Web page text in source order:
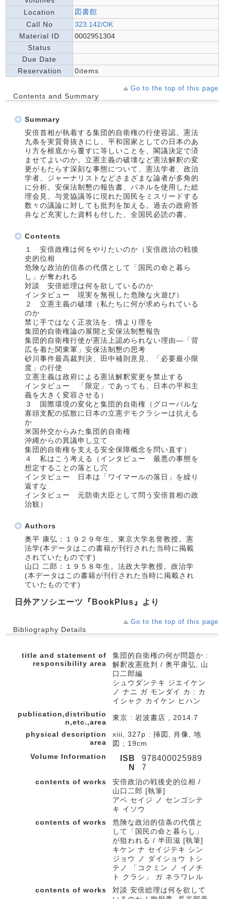
Location
図書館
Call No
323.142/OK
Material ID
0002951304
Status
Due Date
Reservation
0items
Go to the top of this page
Contents and Summary
Summary
安倍首相が執着する集団的自衛権の行使容認。憲法
九条を実質骨抜きにし、平和国家としての日本のあ
り方を根底から覆すに等しいことを、閣議決定で済
ませてよいのか。立憲主義の破壊など憲法解釈の変
更がもたらす深刻な事態について、憲法学者、政治
学者、ジャーナリストなどさまざまな論者が多角的
に分析。安保法制懇の報告書、パネルを使用した総
理会見、与党協議等に現れた国民をミスリードする
数々の議論に対しても批判を加える。過去の政府答
弁など充実した資料も付した、全国民必読の書。
Contents
１ 安倍政権は何をやりたいのか（安倍政治の戦後
史的位相
危険な政治的信条の代償として「国民の命と暮ら
し」が奪われる
対談 安倍総理は何を欲しているのか
インタビュー 現実を無視した危険な火遊び）
２ 立憲主義の破壊（私たちに何が求められている
のか
禁じ手ではなく正攻法を、情より理を
集団的自衛権論の展開と安保法制懇報告
集団的自衛権行使が憲法上認められない理由―「背
広を着た関東軍」安保法制懇の思考
砂川事件最高裁判決、田中補則意見、「必要最小限
度」の行使
立憲主義は政府による憲法解釈変更を禁止する
インタビュー 「限定」であっても、日本の平和主
義を大きく変容させる）
３ 国際環境の変化と集団的自衛権（グローバルな
寡頭支配の拡散に日本の立憲デモクラシーは抗える
か
米国外交からみた集団的自衛権
沖縄からの異議申し立て
集団的自衛権を支える安全保障概念を問い直す）
４ 私はこう考える（インタビュー 最悪の事態を
想定することの落とし穴
インタビュー 日本は「ワイマールの落日」を繰り
返すな
インタビュー 元防衛大臣として問う安倍首相の政
治観）
Authors
奥平 康弘：１９２９年生。東京大学名誉教授。憲
法学(本データはこの書籍が刊行された当時に掲載
されていたものです)
山口 二郎：１９５８年生。法政大学教授。政治学
(本データはこの書籍が刊行された当時に掲載され
ていたものです)
日外アソシエーツ『BookPlus』より
Go to the top of this page
Bibliography Details
title and statement of
responsibility area
集団的自衛権の何が問題か :
解釈改憲批判 / 奥平康弘, 山
口二郎編
シュウダンテキ ジエイケン
ノ ナニ ガ モンダイ カ : カ
イシャク カイケン ヒハン
publication,distributio
n,etc.,area
東京 : 岩波書店 , 2014.7
physical description
area
xiii, 327p : 挿図, 肖像, 地
図 ; 19cm
Volume Information
ISB
N
978400025989
7
contents of works
安倍政治の戦後史的位相 /
山口二郎 [執筆]
アベ セイジ ノ センゴシテ
キ イソウ
contents of works
危険な政治的信条の代償と
して「国民の命と暮らし」
が狙われる / 半田滋 [執筆]
キケン ナ セイジテキ シン
ジョウ ノ ダイショウ トシ
テノ 「コクミン ノ イノチ
ト クラシ」 ガ ネラワレル
contents of works
対談 安倍総理は何を欲して